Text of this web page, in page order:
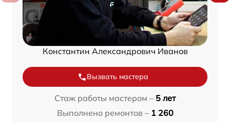
Константин Александрович Иванов
Вызвать мастера
Стаж работы мастером – 5 лет
Выполнено ремонтов – 1 260